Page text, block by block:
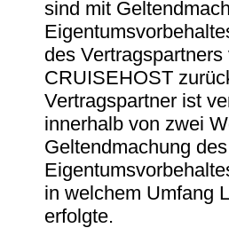
sind mit
des
CRUISEHOST
Vertragspartner ist
innerhalb von zwei
Geltendmachung des
in welchem Umfang
erfolgte.